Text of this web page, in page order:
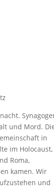
und Mord.
in
im Holocaust,
Roma,
kamen. Wir
und